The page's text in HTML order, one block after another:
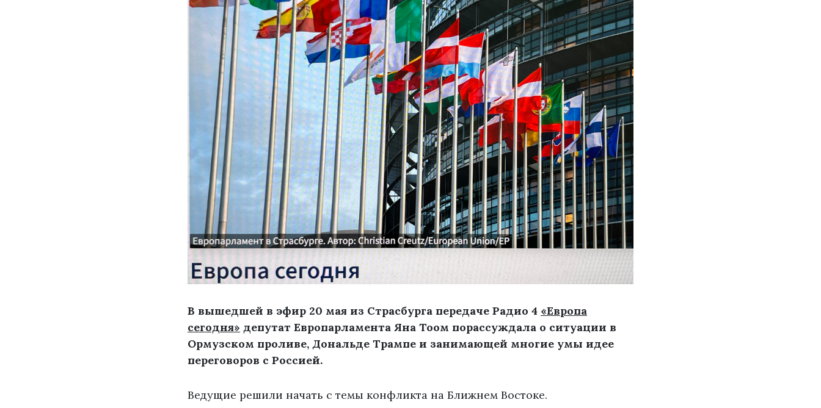
В вышедшей в эфир 20 мая из Страсбурга передаче Радио 4 «Европа
сегодня» депутат Европарламента Яна Тоом порассуждала о ситуации в
Ормузском проливе, Дональде Трампе и занимающей многие умы идее
переговоров с Россией.
Ведущие решили начать с темы конфликта на Ближнем Востоке.